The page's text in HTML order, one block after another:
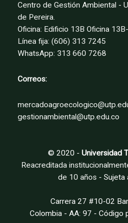
Centro de Gestión Ambiental -
de Pereira.
Oficina: Edificio 13B Oficina
Línea fija: (606) 313 7245
WhatsApp: 313 660 7268
Correos:
gestionambiental@utp.edu.co
© 2020 - Universidad
Reacreditada
de 10 años - Sujeta
Carrera 27 #10-02
Colombia - AA: 97 - Código